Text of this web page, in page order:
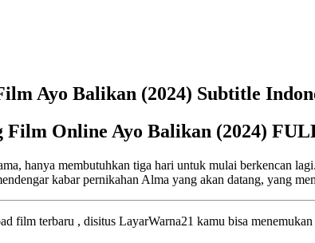
Ayo Balikan (2024) Subtitle
Film Online Ayo Balikan (2024)
hanya membutuhkan tiga hari untuk mulai berkencan
kabar pernikahan Alma yang akan datang, yang
film terbaru , disitus LayarWarna21 kamu bisa